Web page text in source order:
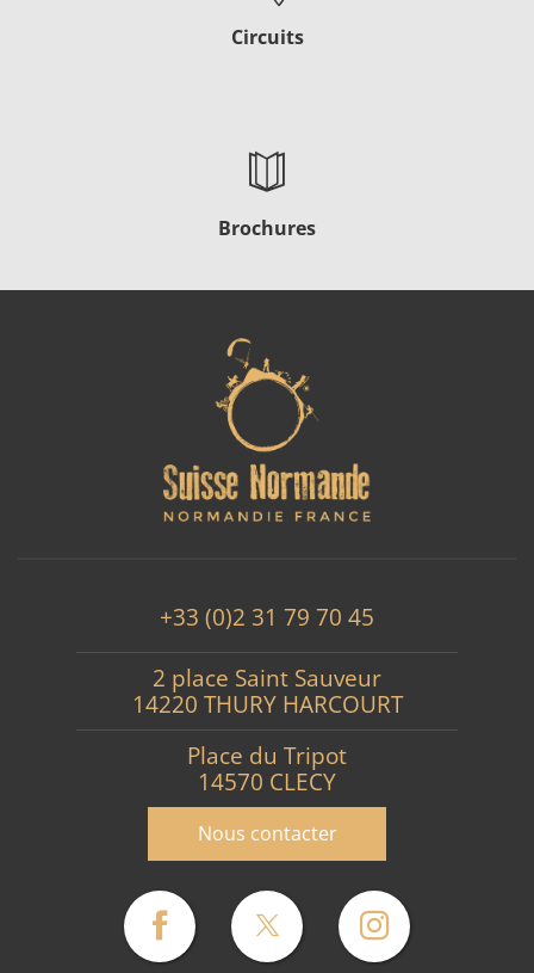
Circuits
Brochures
+33 (0)2 31 79 70 45
2 place Saint Sauveur
14220 THURY HARCOURT
Place du Tripot
14570 CLECY
Nous contacter